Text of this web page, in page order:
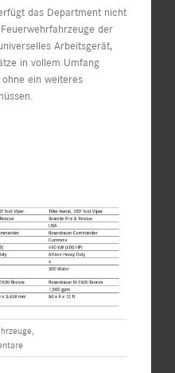
das Department nicht
der
Arbeitsgerät,
in vollem Umfang
ein weiteres
,